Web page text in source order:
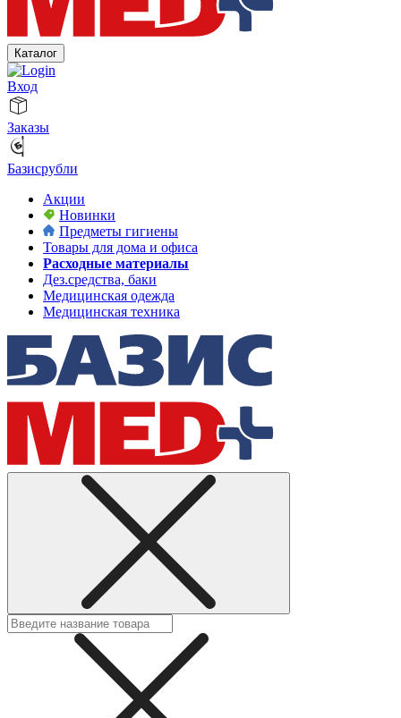
Каталог
Вход
Заказы
Базисрубли
Акции
Новинки
Предметы гигиены
Товары для дома и офиса
Расходные материалы
Дез.средства, баки
Медицинская одежда
Медицинская техника